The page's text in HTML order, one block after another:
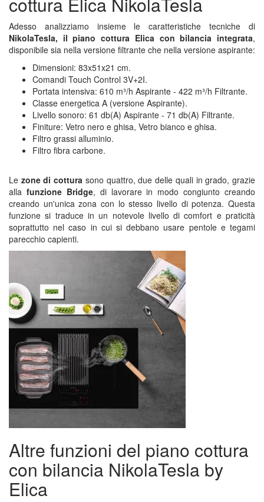
Adesso analizziamo insieme le caratteristiche tecniche di
NikolaTesla, il piano cottura Elica con bilancia integrata,
disponibile sia nella versione filtrante che nella versione aspirante:
Dimensioni: 83x51x21 cm.
Comandi Touch Control 3V+2I.
Portata intensiva: 610 m³/h Aspirante - 422 m³/h Filtrante.
Classe energetica A (versione Aspirante).
Livello sonoro: 61 db(A) Aspirante - 71 db(A) Filtrante.
Finiture: Vetro nero e ghisa, Vetro bianco e ghisa.
Filtro grassi alluminio.
Filtro fibra carbone.
Le zone di cottura sono quattro, due delle quali in grado, grazie
alla funzione Bridge, di lavorare in modo congiunto creando
creando un'unica zona con lo stesso livello di potenza. Questa
funzione si traduce in un notevole livello di comfort e praticità
soprattutto nel caso in cui si debbano usare pentole e tegami
parecchio capienti.
Altre funzioni del piano cottura
con bilancia NikolaTesla by
Elica